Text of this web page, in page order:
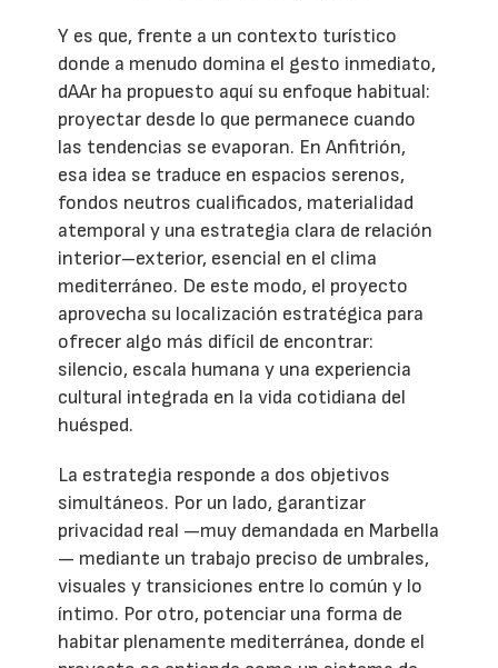
Y es que, frente a un contexto turístico
donde a menudo domina el gesto inmediato,
dAAr ha propuesto aquí su enfoque habitual:
proyectar desde lo que permanece cuando
las tendencias se evaporan. En Anfitrión,
esa idea se traduce en espacios serenos,
fondos neutros cualificados, materialidad
atemporal y una estrategia clara de relación
interior–exterior, esencial en el clima
mediterráneo. De este modo, el proyecto
aprovecha su localización estratégica para
ofrecer algo más difícil de encontrar:
silencio, escala humana y una experiencia
cultural integrada en la vida cotidiana del
huésped.
La estrategia responde a dos objetivos
simultáneos. Por un lado, garantizar
privacidad real —muy demandada en Marbella
— mediante un trabajo preciso de umbrales,
visuales y transiciones entre lo común y lo
íntimo. Por otro, potenciar una forma de
habitar plenamente mediterránea, donde el